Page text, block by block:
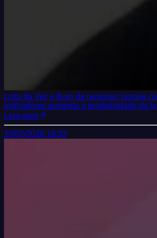
Lista da Vez e fluxo de pessoas: porque
indicadores aumenta a produtividade da
Leia mais
10/07/2026 18:33